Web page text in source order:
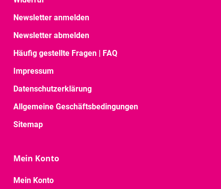
Newsletter anmelden
Newsletter abmelden
Häufig gestellte Fragen | FAQ
Impressum
Datenschutzerklärung
Allgemeine Geschäftsbedingungen
Sitemap
Mein Konto
Mein Konto